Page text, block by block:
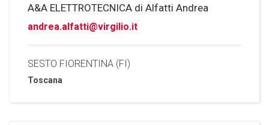
A&A ELETTROTECNICA di Alfatti Andrea
andrea.alfatti@virgilio.it
SESTO FIORENTINA (FI)
Toscana